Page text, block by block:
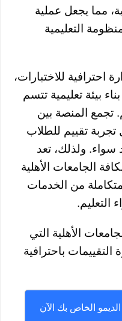
مما يجعل عملية
التعليمية
للاختبارات،
بيئة تعليمية تتسم
تجمع المنصة بين
تجربة تقييم للطلاب
ولذلك، تعد
الجامعات الأهلية
من الخدمات
التعليم.
الأهلية التي
باحترافية
الخاص بك الآن